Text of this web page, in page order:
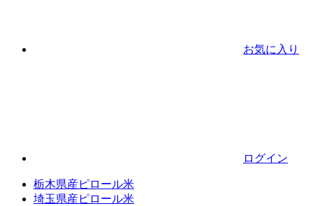
お気に入り
ログイン
栃木県産ピロール米
埼玉県産ピロール米